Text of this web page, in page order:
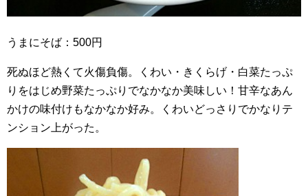
うまにそば：500円
死ぬほど熱くて火傷負傷。くわい・きくらげ・白菜たっぷ
りをはじめ野菜たっぷりでなかなか美味しい！甘辛なあん
かけの味付けもなかなか好み。くわいどっさりでかなりテ
ンション上がった。